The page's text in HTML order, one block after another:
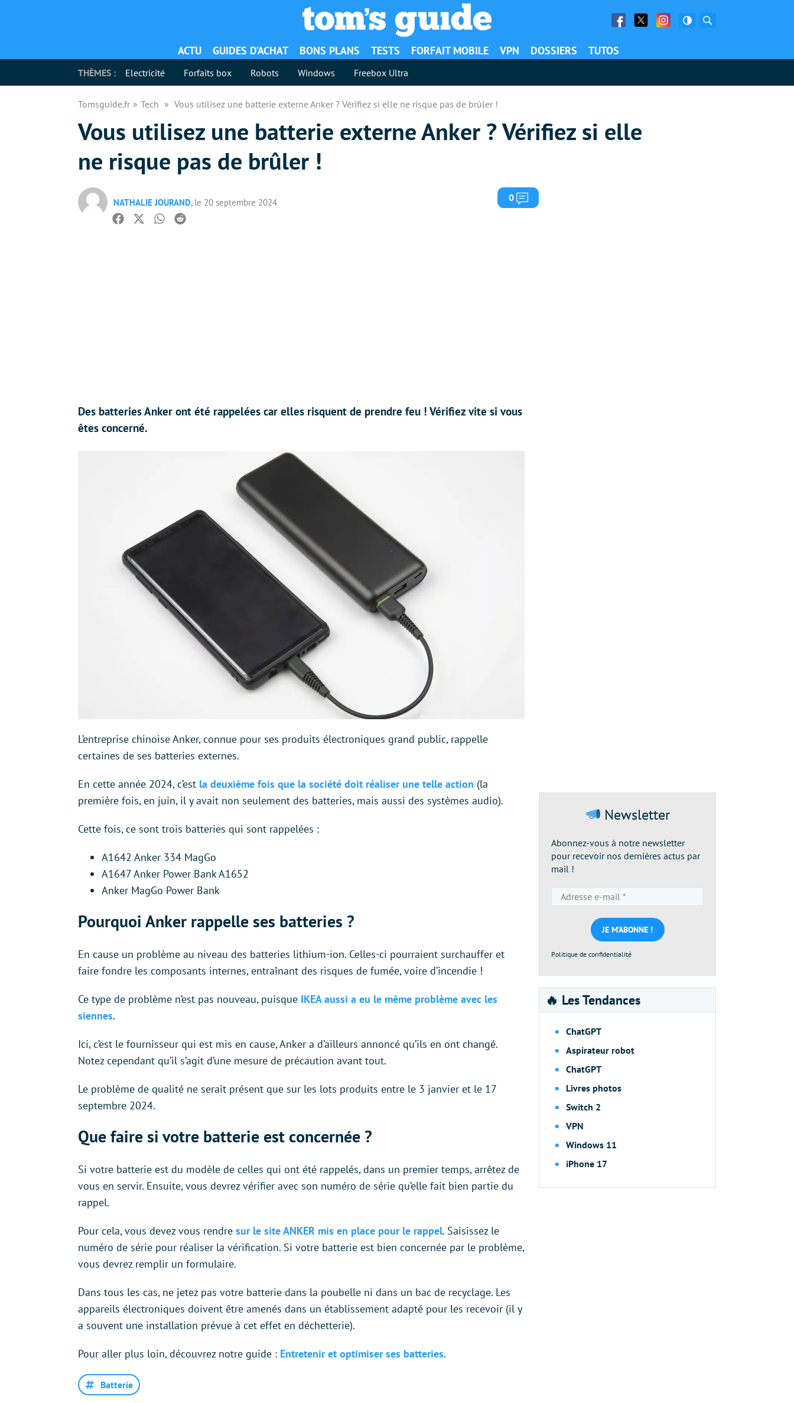
Facebook
Twitter Facebook
ACTU GUIDES D’ACHAT BONS PLANS TESTS FORFAIT MOBILE VPN DOSSIERS TUTOS
THÈMES : Electricité Forfaits box Robots Windows Freebox Ultra
Tomsguide.fr Tech Vous utilisez une batterie externe Anker ? Vérifiez si elle ne risque pas de brûler !
Vous utilisez une batterie externe Anker ? Vérifiez si elle
ne risque pas de brûler !
NATHALIE JOURAND, le 20 septembre 2024 0 Commentaires
Facebook
TwitterWhatsapp
Reddit
Des batteries Anker ont été rappelées car elles risquent de prendre feu ! Vérifiez vite si vous
êtes concerné.
L’entreprise chinoise Anker, connue pour ses produits électroniques grand public, rappelle
certaines de ses batteries externes.
En cette année 2024, c’est la deuxième fois que la société doit réaliser une telle action (la
première fois, en juin, il y avait non seulement des batteries, mais aussi des systèmes audio).
Cette fois, ce sont trois batteries qui sont rappelées :
A1642 Anker 334 MagGo
A1647 Anker Power Bank A1652
Anker MagGo Power Bank
Pourquoi Anker rappelle ses batteries ?
En cause un problème au niveau des batteries lithium-ion. Celles-ci pourraient surchauffer et
faire fondre les composants internes, entraînant des risques de fumée, voire d’incendie !
Ce type de problème n’est pas nouveau, puisque IKEA aussi a eu le même problème avec les
siennes.
Ici, c’est le fournisseur qui est mis en cause, Anker a d’ailleurs annoncé qu’ils en ont changé.
Notez cependant qu’il s’agit d’une mesure de précaution avant tout.
Le problème de qualité ne serait présent que sur les lots produits entre le 3 janvier et le 17
septembre 2024.
Que faire si votre batterie est concernée ?
Si votre batterie est du modèle de celles qui ont été rappelés, dans un premier temps, arrêtez de
vous en servir. Ensuite, vous devrez vérifier avec son numéro de série qu’elle fait bien partie du
rappel.
Pour cela, vous devez vous rendre sur le site ANKER mis en place pour le rappel. Saisissez le
numéro de série pour réaliser la vérification. Si votre batterie est bien concernée par le problème,
vous devrez remplir un formulaire.
Dans tous les cas, ne jetez pas votre batterie dans la poubelle ni dans un bac de recyclage. Les
appareils électroniques doivent être amenés dans un établissement adapté pour les recevoir (il y
a souvent une installation prévue à cet effet en déchetterie).
Pour aller plus loin, découvrez notre guide : Entretenir et optimiser ses batteries.
Batterie
Newsletter
Abonnez-vous à notre newsletter
pour recevoir nos dernières actus par
mail !
e-
mail
*
Politique de confidentialité
🔥 Les Tendances
ChatGPT
Aspirateur robot
ChatGPT
Livres photos
Switch 2
VPN
Windows 11
iPhone 17